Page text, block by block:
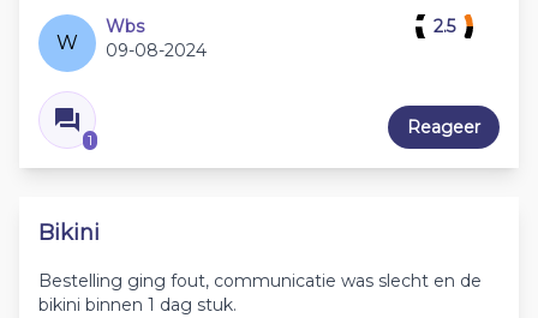
W
Wbs
09-08-2024
1
2.5
Reageer
Bikini
Bestelling ging fout, communicatie was slecht en de
bikini binnen 1 dag stuk.